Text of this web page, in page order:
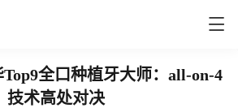
全口种植牙大师：all-on-4
技术高处对决